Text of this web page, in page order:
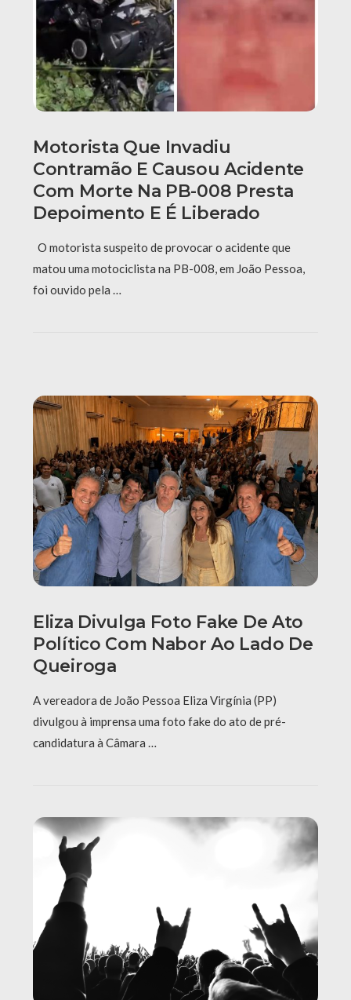
Motorista Que Invadiu
Contramão E Causou Acidente
Com Morte Na PB-008 Presta
Depoimento E É Liberado
O motorista suspeito de provocar o acidente que
matou uma motociclista na PB-008, em João Pessoa,
foi ouvido pela …
Eliza Divulga Foto Fake De Ato
Político Com Nabor Ao Lado De
Queiroga
A vereadora de João Pessoa Eliza Virgínia (PP)
divulgou à imprensa uma foto fake do ato de pré-
candidatura à Câmara …